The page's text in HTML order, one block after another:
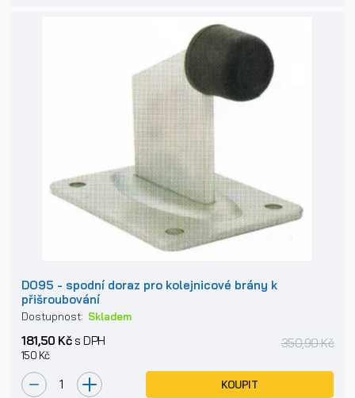
DO95 - spodní doraz pro kolejnicové brány k
přišroubování
Dostupnost: Skladem
181,50 Kčs DPH
150 Kč
350,90 Kč
KOUPIT